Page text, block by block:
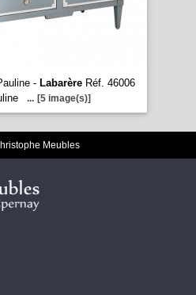
- LabarèreRéf. 46006
... [5 image(s)]
Meubles